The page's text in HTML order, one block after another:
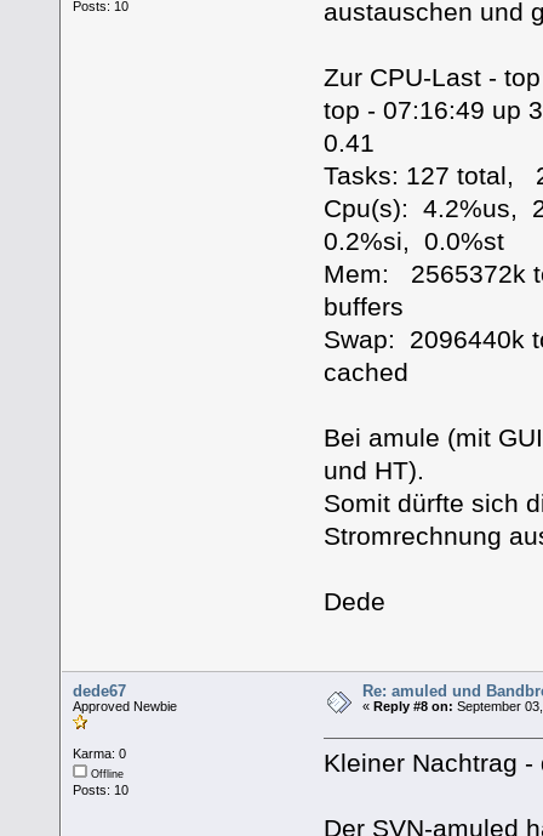
Posts: 10 austauschen und
Zur CPU-Last -
top - 07:16:49 up
0.41
Tasks: 127 total,
Cpu(s): 4.2%us,
0.2%si, 0.0%st
Mem: 2565372k
buffers
Swap:
cached
Bei amule (mit
und HT).
Somit dürfte sich
Stromrechnung
Dede
dede67
Approved Newbie
Karma: 0
Offline
Posts: 10
Re: amuled und
«Reply #8 on: September
Kleiner Nachtrag
Der SVN-amuled